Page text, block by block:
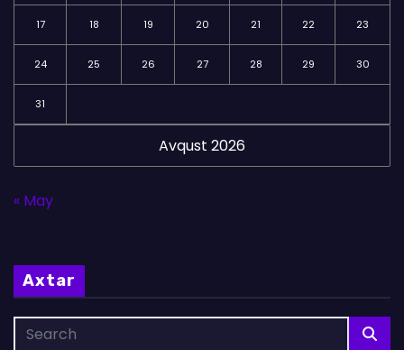
Avqust 2026
17 18 19 20 21 22 23
24 25 26 27 28 29 30
31
« May
Axtar